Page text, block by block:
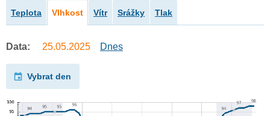
Teplota Vlhkost Vítr Srážky Tlak
Data: 25.05.2025 Dnes
Vybrat den